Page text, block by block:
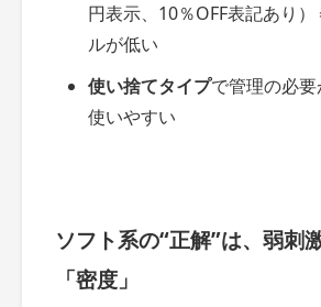
円表示、10％OFF表記あり
ルが低い
使い捨てタイプで管理の必
使いやすい
ソフト系の“正解”は、弱刺
「密度」